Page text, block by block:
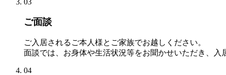
03
ご面談
ご入居されるご本人様とご家族でお越しください。
面談では、お身体や生活状況等をお聞かせいただき、入
04